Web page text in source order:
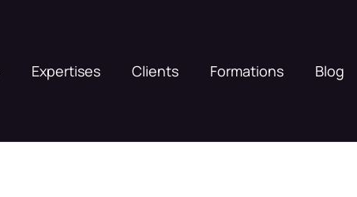
Expertises Clients Formations Blog